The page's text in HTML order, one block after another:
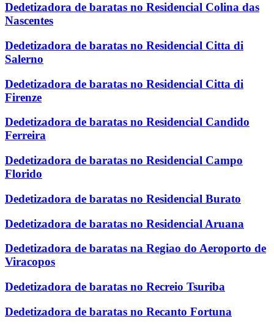
Dedetizadora de baratas no Residencial Colina das
Nascentes
Dedetizadora de baratas no Residencial Citta di
Salerno
Dedetizadora de baratas no Residencial Citta di
Firenze
Dedetizadora de baratas no Residencial Candido
Ferreira
Dedetizadora de baratas no Residencial Campo
Florido
Dedetizadora de baratas no Residencial Burato
Dedetizadora de baratas no Residencial Aruana
Dedetizadora de baratas na Regiao do Aeroporto de
Viracopos
Dedetizadora de baratas no Recreio Tsuriba
Dedetizadora de baratas no Recanto Fortuna